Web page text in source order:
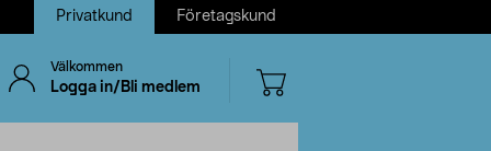
Privatkund Företagskund
Välkommen
Logga in/Bli medlem